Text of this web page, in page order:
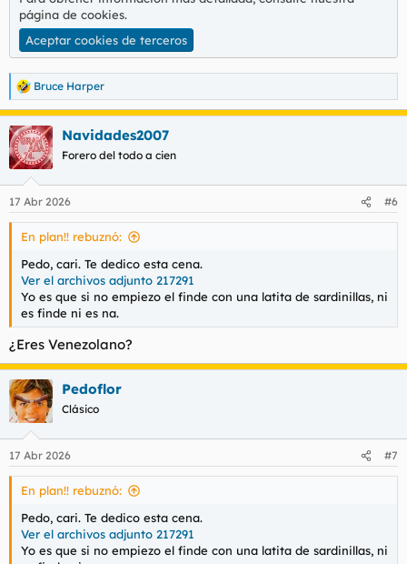
También se lo baja
Menudo tío más LOL!
Y viene aquí y dice
-PATRÓN SOY YOOOOOOOOOO!!!
Sólo piensa en su cuca
Y en comer perdices
Él vive engañado
Pero no lo sabe
Viene aquí y suelta
Pero ya se dará cuenta
Que tiene mil Patrones
Que su vida es un cuento
Y que en su ano tiene
Mil pollas dentro
página de cookies.
Aceptar cookies de terceros
R
e
a
c
c
i
e
s
Bruce Harper
Navidades2007
Forero del todo a cien
17 Abr 2026 #6
En plan!! rebuznó:
Pedo, cari. Te dedico esta cena.
Ver el archivos adjunto 217291
Yo es que si no empiezo el finde con una latita de sardinillas, ni
es finde ni es na.
¿Eres Venezolano?
Pedoflor
Clásico
17 Abr 2026 #7
En plan!! rebuznó:
Pedo, cari. Te dedico esta cena.
Ver el archivos adjunto 217291
Yo es que si no empiezo el finde con una latita de sardinillas, ni